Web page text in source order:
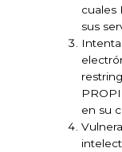
cuales
sus
en su